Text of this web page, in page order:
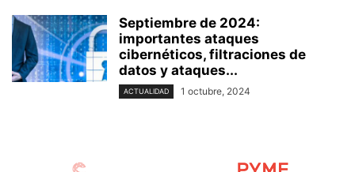
Septiembre de 2024:
importantes ataques
cibernéticos, filtraciones de
datos y ataques...
ACTUALIDAD 1 octubre, 2024